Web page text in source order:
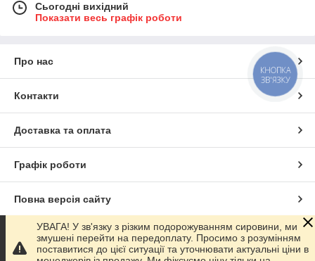
Сьогодні вихідний
Показати весь графік роботи
Про нас
Контакти
Доставка та оплата
Графік роботи
Повна версія сайту
Сайт створено на маркетплейсіProm.ua
УВАГА! У зв'язку з різким подорожуванням сировини, ми
змушені перейти на передоплату. Просимо з розумінням
поставитися до цієї ситуації та уточнювати актуальні ціни в
КНОПКА
ЗВ'ЯЗКУ